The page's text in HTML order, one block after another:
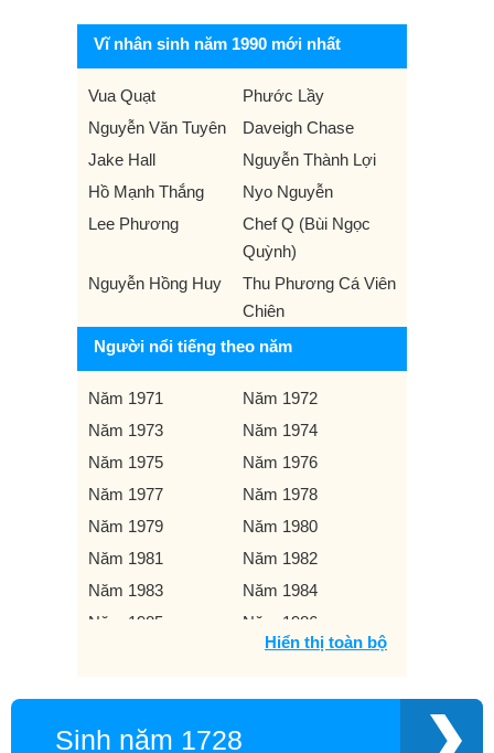
Vĩ nhân sinh năm 1990 mới nhất
Vua Quạt
Phước Lầy
Nguyễn Văn Tuyên
Daveigh Chase
Jake Hall
Nguyễn Thành Lợi
Hồ Mạnh Thắng
Nyo Nguyễn
Lee Phương
Chef Q (Bùi Ngọc
Quỳnh)
Nguyễn Hồng Huy
Thu Phương Cá Viên
Chiên
Người nổi tiếng theo năm
Năm 1971
Năm 1972
Năm 1973
Năm 1974
Năm 1975
Năm 1976
Năm 1977
Năm 1978
Năm 1979
Năm 1980
Năm 1981
Năm 1982
Năm 1983
Năm 1984
Năm 1985
Năm 1986
Năm 1988
Hiển thị toàn bộ
Sinh năm 1728